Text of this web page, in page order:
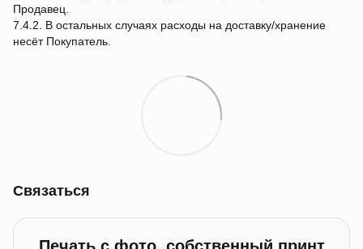
Продавец.
7.4.2. В остальных случаях расходы на доставку/хранение
несёт Покупатель.
Связаться